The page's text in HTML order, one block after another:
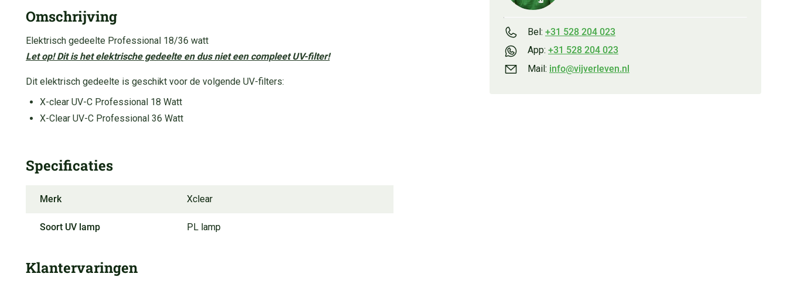
Bel: +31 528 204 023
App: +31 528 204 023
Mail: info@vijverleven.nl
Omschrijving
Elektrisch gedeelte Professional 18/36 watt
Let op! Dit is het elektrische gedeelte en dus niet een compleet UV-filter!
Dit elektrisch gedeelte is geschikt voor de volgende UV-filters:
X-clear UV-C Professional 18 Watt
X-Clear UV-C Professional 36 Watt
Specificaties
Merk Xclear
Soort UV lamp PL lamp
Klantervaringen